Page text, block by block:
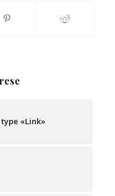
«Link»